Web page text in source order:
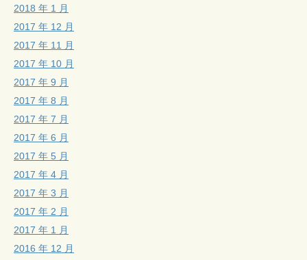
2018 年 1 月
2017 年 12 月
2017 年 11 月
2017 年 10 月
2017 年 9 月
2017 年 8 月
2017 年 7 月
2017 年 6 月
2017 年 5 月
2017 年 4 月
2017 年 3 月
2017 年 2 月
2017 年 1 月
2016 年 12 月